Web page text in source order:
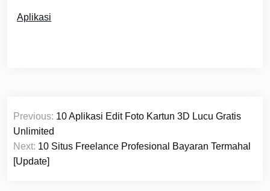
Aplikasi
Navigasi
pos
Previous: 10 Aplikasi Edit Foto Kartun 3D Lucu Gratis
Unlimited
Next: 10 Situs Freelance Profesional Bayaran Termahal
[Update]